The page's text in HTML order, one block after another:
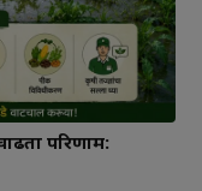
परिणाम: